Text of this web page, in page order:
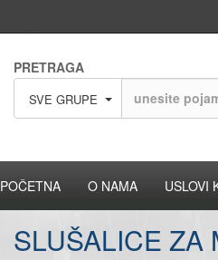
PRETRAGA
SVE GRUPE
POČETNA O NAMA USLOVI
SLUŠALICE ZA